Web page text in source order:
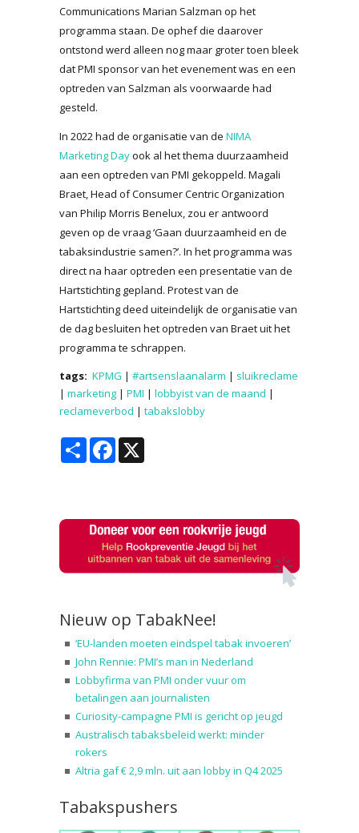
Communications Marian Salzman op het
programma staan. De ophef die daarover
ontstond werd alleen nog maar groter toen bleek
dat PMI sponsor van het evenement was en een
optreden van Salzman als voorwaarde had
gesteld.
In 2022 had de organisatie van de NIMA
Marketing Dayook al het thema duurzaamheid
aan een optreden van PMI gekoppeld. Magali
Braet, Head of Consumer Centric Organization
van Philip Morris Benelux, zou er antwoord
geven op de vraag ‘Gaan duurzaamheid en de
tabaksindustrie samen?’. In het programma was
direct na haar optreden een presentatie van de
Hartstichting gepland. Protest van de
Hartstichting deed uiteindelijk de organisatie van
de dag besluiten het optreden van Braet uit het
programma te schrappen.
tags: KPMG | #artsenslaanalarm | sluikreclame
| marketing | PMI | lobbyist van de maand |
reclameverbod | tabakslobby
Share Facebook
Nieuw op TabakNee!
‘EU-landen moeten eindspel tabak invoeren’
John Rennie: PMI’s man in Nederland
Lobbyfirma van PMI onder vuur om
betalingen aan journalisten
Curiosity-campagne PMI is gericht op jeugd
Australisch tabaksbeleid werkt: minder
rokers
Altria gaf € 2,9 mln. uit aan lobby in Q4 2025
Tabakspushers